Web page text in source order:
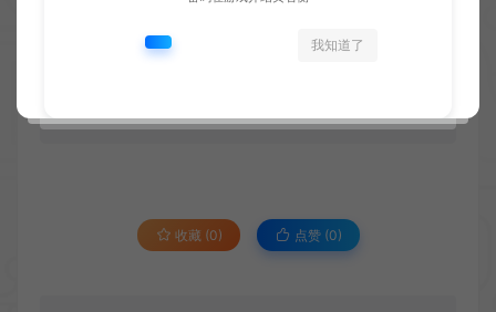
收藏 (0) 点赞 (0)
我知道了